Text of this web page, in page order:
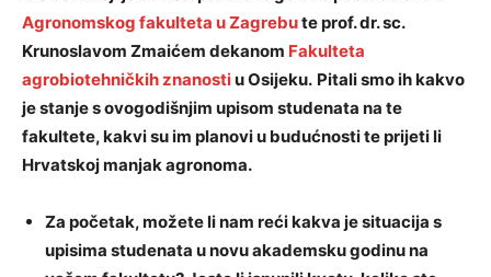
Agronomskog fakulteta u Zagrebute prof. dr. sc.
Krunoslavom Zmaićem dekanom Fakulteta
agrobiotehničkih znanostiu Osijeku. Pitali smo ih kakvo
je stanje s ovogodišnjim upisom studenata na te
fakultete, kakvi su im planovi u budućnosti te prijeti li
Hrvatskoj manjak agronoma.
Za početak, možete li nam reći kakva je situacija s
upisima studenata u novu akademsku godinu na